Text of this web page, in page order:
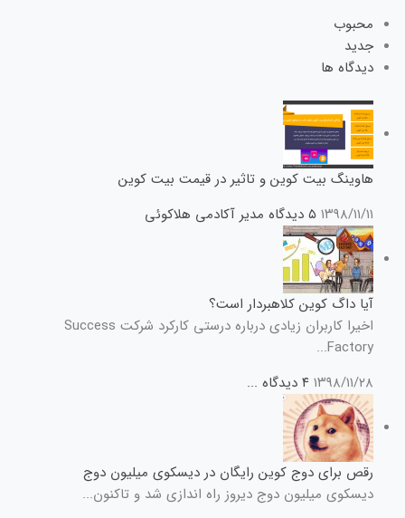
محبوب
جدید
دیدگاه ها
هاوینگ بیت کوین و تاثیر در قیمت بیت کوین
۱۳۹۸/۱۱/۱۱ ۵ دیدگاه مدیر آکادمی هلاکوئی
آیا داگ کوین کلاهبردار است؟
اخیرا کاربران زیادی درباره درستی کارکرد شرکت Success
Factory...
۱۳۹۸/۱۱/۲۸ ۴ دیدگاه ...
رقص برای دوج کوین رایگان در دیسکوی میلیون دوج
دیسکوی میلیون دوج دیروز راه اندازی شد و تاکنون...